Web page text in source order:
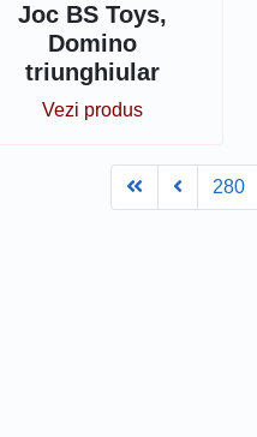
Joc BS Toys,
Domino
triunghiular
Vezi produs
FirstPrev280